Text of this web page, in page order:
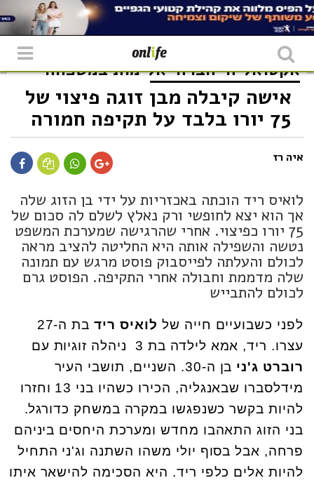
אקטואליה חברה אלימות במשפחה
אישה קיבלה מבן זוגה פיצוי של
75 יורו בלבד על תקיפה חמורה
איה רז
לואיס ריד הוכתה באכזריות על ידי בן הזוג שלה
אך הוא יצא לחופשי ורק נאלץ לשלם לה סכום של
75 יורו כפיצוי. אחרי שהרגישה שמערכת המשפט
נטשה והשפילה אותה היא החליטה להציב מראה
לכולם והעלתה לפייסבוק פוסט מרגש עם תמונה
שלה מדממת וחבולה אחרי התקיפה. הפוסט גרם
לכולם להתבייש
לפני כשבועיים חייה של לואיס ריד
בת ה-27
עצרו. ריד, אמא לילדה בת 3 ניהלה זוגיות עם
רוברט ג'ני
בן ה-30. השניים, תושבי העיר
מידלסברו שבאנגליה, הכירו כשהיו בני 13 וחזרו
להיות בקשר כשנפגשו במקרה במשחק כדורגל.
בני הזוג התאהבו מחדש ומערכת היחסים ביניהם
פרחה, אבל בסוף יולי משהו השתנה וג'ני התחיל
להיות אלים כלפי ריד. היא הסכימה להישאר איתו